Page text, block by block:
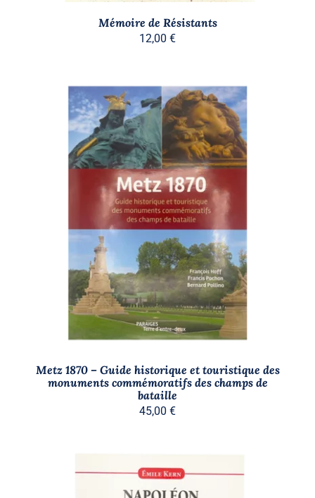
Mémoire de Résistants
12,00 €
AJOUTER AU PANIER
/
Metz 1870 – Guide historique et touristique des
monuments commémoratifs des champs de
bataille
45,00 €